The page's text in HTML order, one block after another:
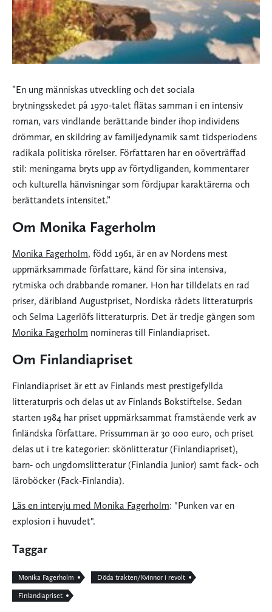
”En ung människas utveckling och det sociala
brytningsskedet på 1970-talet flätas samman i en intensiv
roman, vars vindlande berättande binder ihop individens
drömmar, en skildring av familjedynamik samt tidsperiodens
radikala politiska rörelser. Författaren har en oöverträffad
stil: meningarna bryts upp av förtydliganden, kommentarer
och kulturella hänvisningar som fördjupar karaktärerna och
berättandets intensitet.”
Om Monika Fagerholm
Monika Fagerholm, född 1961, är en av Nordens mest
uppmärksammade författare, känd för sina intensiva,
rytmiska och drabbande romaner. Hon har tilldelats en rad
priser, däribland Augustpriset, Nordiska rådets litteraturpris
och Selma Lagerlöfs litteraturpris. Det är tredje gången som
Monika Fagerholm nomineras till Finlandiapriset.
Om Finlandiapriset
Finlandiapriset är ett av Finlands mest prestigefyllda
litteraturpris och delas ut av Finlands Bokstiftelse. Sedan
starten 1984 har priset uppmärksammat framstående verk av
finländska författare. Prissumman är 30 000 euro, och priset
delas ut i tre kategorier: skönlitteratur (Finlandiapriset),
barn- och ungdomslitteratur (Finlandia Junior) samt fack- och
läroböcker (Fack-Finlandia).
Läs en intervju med Monika Fagerholm: "Punken var en
explosion i huvudet".
Taggar
Monika Fagerholm Döda trakten/Kvinnor i revolt
Finlandiapriset